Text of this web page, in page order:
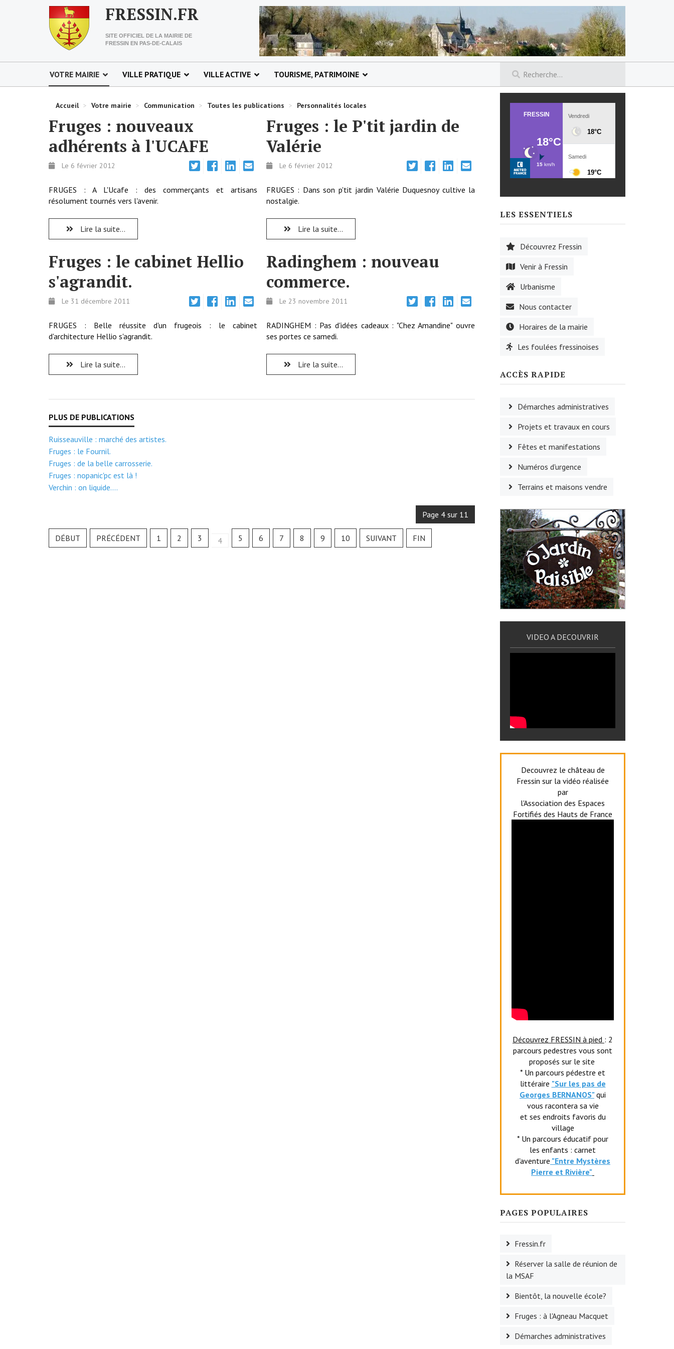
FRESSIN.FR
SITE OFFICIEL DE LA MAIRIE DE
FRESSIN EN PAS-DE-CALAIS
VOTRE MAIRIE VILLE PRATIQUE VILLE ACTIVE TOURISME, PATRIMOINE
Accueil > Votre mairie > Communication > Toutes les publications > Personnalités locales
Fruges : nouveaux
adhérents à l'UCAFE
Le 6 février 2012
FRUGES : A L'Ucafe : des commerçants et artisans
résolument tournés vers l'avenir.
Lire la suite...
Fruges : le P'tit jardin de
Valérie
Le 6 février 2012
FRUGES : Dans son p'tit jardin Valérie Duquesnoy cultive la
nostalgie.
Lire la suite...
Fruges : le cabinet Hellio
s'agrandit.
Le 31 décembre 2011
FRUGES : Belle réussite d'un frugeois : le cabinet
d'architecture Hellio s'agrandit.
Lire la suite...
Radinghem : nouveau
commerce.
Le 23 novembre 2011
RADINGHEM : Pas d'idées cadeaux : "Chez Amandine" ouvre
ses portes ce samedi.
Lire la suite...
Ruisseauville : marché des artistes.
Fruges : le Fournil.
Fruges : de la belle carrosserie.
Fruges : nopanic'pc est là !
Verchin : on liquide....
Page 4 sur 11
DÉBUT PRÉCÉDENT 1 2 3 4 5 6 7 8 9 10 SUIVANT FIN
LES ESSENTIELS
Découvrez Fressin
Venir à Fressin
Urbanisme
Nous contacter
Horaires de la mairie
Les foulées fressinoises
ACCÈS RAPIDE
Démarches administratives
Projets et travaux en cours
Fêtes et manifestations
Numéros d'urgence
Terrains et maisons vendre
VIDEO A DECOUVRIR
Decouvrez le château de
Fressin sur la vidéo réalisée
par
l'Association des Espaces
Fortifiés des Hauts de France
Découvrez FRESSIN à pied : 2
parcours pedestres vous sont
proposés sur le site
* Un parcours pédestre et
littéraire "Sur les pas de
Georges BERNANOS" qui
vous racontera sa vie
et ses endroits favoris du
village
* Un parcours éducatif pour
les enfants : carnet
d'aventure "Entre Mystères
Pierre et Rivière"
PAGES POPULAIRES
Fressin.fr
Réserver la salle de réunion de
la MSAF
Bientôt, la nouvelle école?
Fruges : à l'Agneau Macquet
Démarches administratives